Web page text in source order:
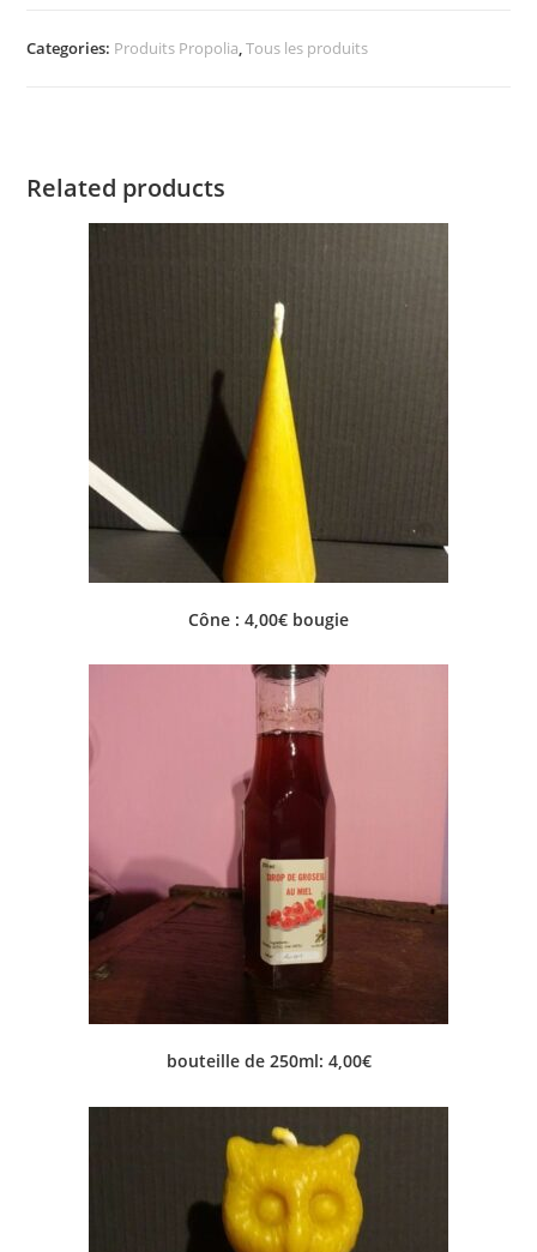
Categories: Produits Propolia ,Tous les produits
Related products
Cône : 4,00€ bougie
bouteille de 250ml: 4,00€